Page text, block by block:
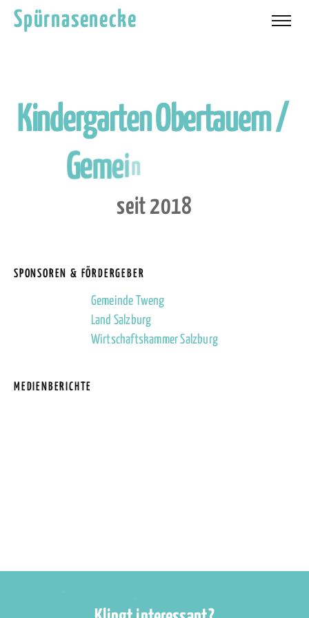
Spürnasenecke
KindergartenObertauern/
Gemein
seit 2018
SPONSOREN & FÖRDERGEBER
Gemeinde Tweng
Land Salzburg
Wirtschaftskammer Salzburg
MEDIENBERICHTE